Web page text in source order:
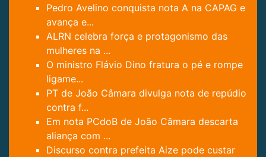
Pedro Avelino conquista nota A na CAPAG e
avança e...
ALRN celebra força e protagonismo das
mulheres na ...
O ministro Flávio Dino fratura o pé e rompe
ligame...
PT de João Câmara divulga nota de repúdio
contra f...
Em nota PCdoB de João Câmara descarta
aliança com ...
Discurso contra prefeita Aize pode custar